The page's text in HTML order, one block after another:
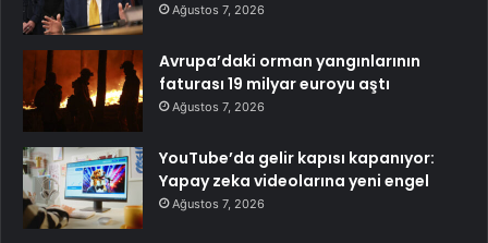
Ağustos 7, 2026
Avrupa’daki orman yangınlarının
faturası 19 milyar euroyu aştı
Ağustos 7, 2026
YouTube’da gelir kapısı kapanıyor:
Yapay zeka videolarına yeni engel
Ağustos 7, 2026